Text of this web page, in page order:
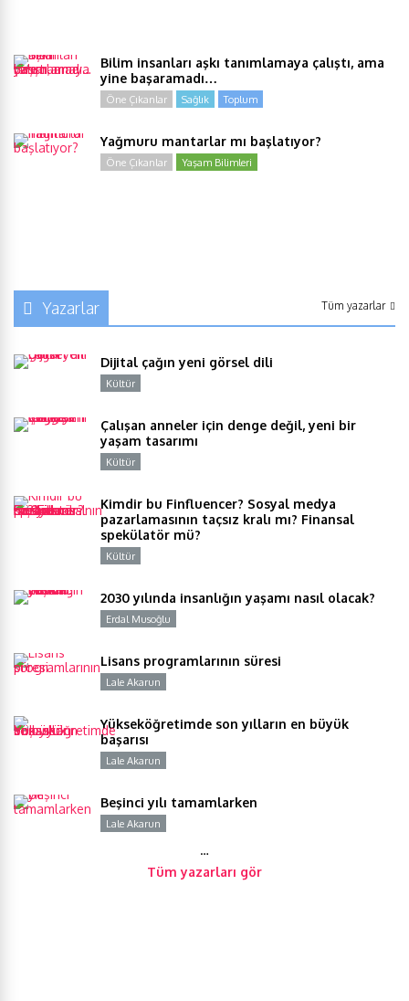
Bilim insanları aşkı tanımlamaya çalıştı, ama
yine başaramadı…
Öne Çıkanlar Sağlık Toplum
Yağmuru mantarlar mı başlatıyor?
Öne Çıkanlar Yaşam Bilimleri
Yazarlar Tüm yazarlar
Dijital çağın yeni görsel dili
Kültür
Çalışan anneler için denge değil, yeni bir
yaşam tasarımı
Kültür
Kimdir bu Finfluencer? Sosyal medya
pazarlamasının taçsız kralı mı? Finansal
spekülatör mü?
Kültür
2030 yılında insanlığın yaşamı nasıl olacak?
Erdal Musoğlu
Lisans programlarının süresi
Lale Akarun
Yükseköğretimde son yılların en büyük
başarısı
Lale Akarun
Beşinci yılı tamamlarken
Lale Akarun
…
Tüm yazarları gör